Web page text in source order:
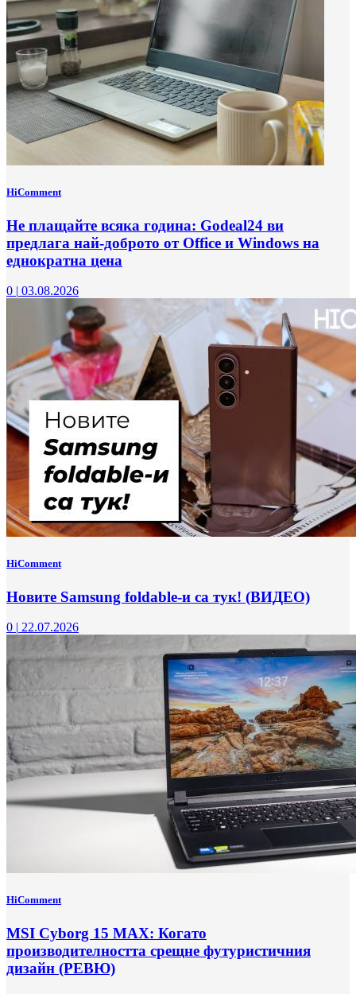
HiComment
Не плащайте всяка година: Godeal24 ви
предлага най-доброто от Office и Windows на
еднократна цена
0 | 03.08.2026
HiComment
Новите Samsung foldable-и са тук! (ВИДЕО)
0 | 22.07.2026
HiComment
MSI Cyborg 15 MAX: Когато
производителността срещне футуристичния
дизайн (РЕВЮ)